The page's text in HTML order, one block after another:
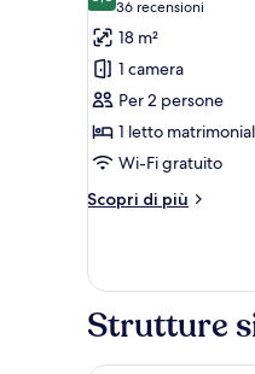
foto
per
Doppia
Standard
36 recensioni
(36
recensioni)
18 m²
1 camera
Per 2 persone
1 letto
Wi-Fi gratuito
Scopri di più
Altri
Standard
Strutture